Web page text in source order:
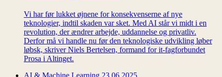
Vi har før lukket øjnene for konsekvenserne af nye
teknologier, indtil skaden var sket. Med AI står vi midt i en
revolution, der ændrer arbejde, uddannelse og privatliv.
Derfor må vi handle nu før den teknologiske udvikling løber
løbsk, skriver Niels Bertelsen, formand for it-fagforbundet
Prosa i Altinget.
AI & Machine Learning 23.06.2025